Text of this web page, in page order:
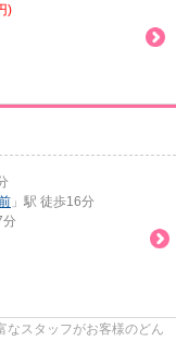
)
」駅 徒歩16分
分
なスタッフがお客様のどん